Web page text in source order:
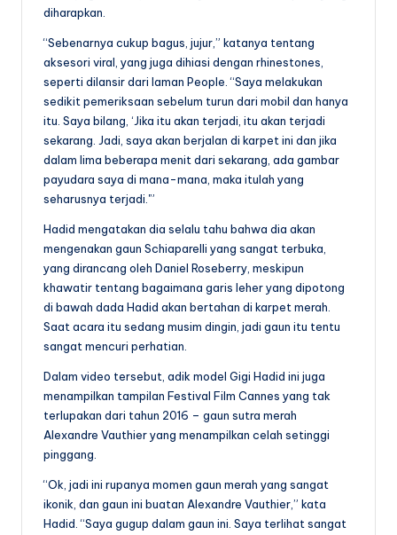
diharapkan.
“Sebenarnya cukup bagus, jujur,” katanya tentang
aksesori viral, yang juga dihiasi dengan rhinestones,
seperti dilansir dari laman People. “Saya melakukan
sedikit pemeriksaan sebelum turun dari mobil dan hanya
itu. Saya bilang, ‘Jika itu akan terjadi, itu akan terjadi
sekarang. Jadi, saya akan berjalan di karpet ini dan jika
dalam lima beberapa menit dari sekarang, ada gambar
payudara saya di mana-mana, maka itulah yang
seharusnya terjadi.'”
Hadid mengatakan dia selalu tahu bahwa dia akan
mengenakan gaun Schiaparelli yang sangat terbuka,
yang dirancang oleh Daniel Roseberry, meskipun
khawatir tentang bagaimana garis leher yang dipotong
di bawah dada Hadid akan bertahan di karpet merah.
Saat acara itu sedang musim dingin, jadi gaun itu tentu
sangat mencuri perhatian.
Dalam video tersebut, adik model Gigi Hadid ini juga
menampilkan tampilan Festival Film Cannes yang tak
terlupakan dari tahun 2016 – gaun sutra merah
Alexandre Vauthier yang menampilkan celah setinggi
pinggang.
“Ok, jadi ini rupanya momen gaun merah yang sangat
ikonik, dan gaun ini buatan Alexandre Vauthier,” kata
Hadid. “Saya gugup dalam gaun ini. Saya terlihat sangat